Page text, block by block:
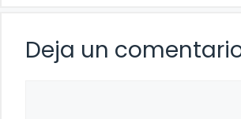
Deja un